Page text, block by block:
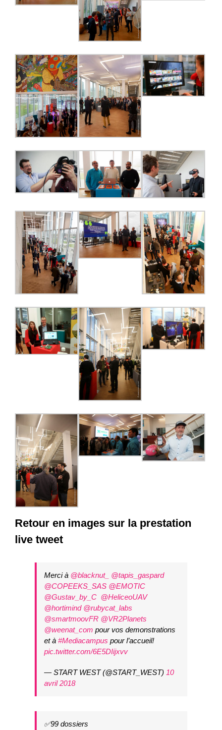
Retour en images sur la prestation
live tweet
Merci à @blacknut_
@tapis_gaspard
@COPEEKS_SAS @EMOTIC
@Gustav_by_C @HeliceoUAV
@hortimind @rubycat_labs
@smartmoovFR @VR2Planets
@weenat_com pour vos demonstrations
et à #Mediacampus pour l’accueil!
pic.twitter.com/6E5DIijxvv
— START WEST (@START_WEST) 10
avril 2018
✅99 dossiers